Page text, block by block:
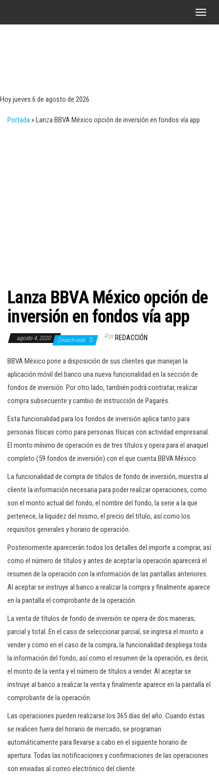
A
Hoy jueves 6 de agosto de 2026
Portada »Lanza BBVA México opción de inversión en fondos vía app
Lanza BBVA México opción de
inversión en fondos vía app
agosto 4, 2020 Desactivado Por REDACCIÓN
BBVA México pone a disposición de sus clientes que manejan la
aplicación móvil del banco una nueva funcionalidad en la sección de
fondos de inversión. Por otro lado, también podrá contratar, realizar
compra subsecuente y cambio de instrucción de Pagarés.
Esta funcionalidad para los fondos de inversión aplica tanto para
personas físicas como para personas físicas con actividad empresarial.
El monto mínimo de operación es de tres títulos y opera para el anaquel
completo (59 fondos de inversión) con el que cuenta BBVA México.
La funcionalidad de compra de títulos de fondo de inversión, muestra al
cliente la información necesaria para poder realizar operaciones, como
son el monto actual del fondo, el nombre del fondo, la serie a la que
pertenece, la liquidez del mismo, el precio del título, así como los
requisitos generales y horario de operación.
Posteriormente aparecerán todos los detalles del importe a comprar, así
como el número de títulos y antes de aceptar la operación aparecerá el
resumen de la operación con la información de las pantallas anteriores.
Al aceptar se instruye al banco a realizar la compra y finalmente aparece
en la pantalla el comprobante de la operación.
La venta de títulos de fondo de inversión se opera de dos maneras,
parcial y total. En el caso de seleccionar parcial, se ingresa el monto a
vender y como en el caso de la compra, la funcionalidad despliega toda
la información del fondo, así como el resumen de la operación, es decir,
el monto de la venta y el número de títulos a vender. Al aceptar se
instruye al banco a realizar la venta y finalmente aparece en la pantalla el
comprobante de la operación.
Las operaciones pueden realizarse los 365 días del año. Cuando éstas
se realicen fuera del horario de mercado, se programan
automáticamente para llevarse a cabo en el siguiente horario de
apertura. Todas las notificaciones y confirmaciones de las operaciones
son enviadas al correo electrónico del cliente.